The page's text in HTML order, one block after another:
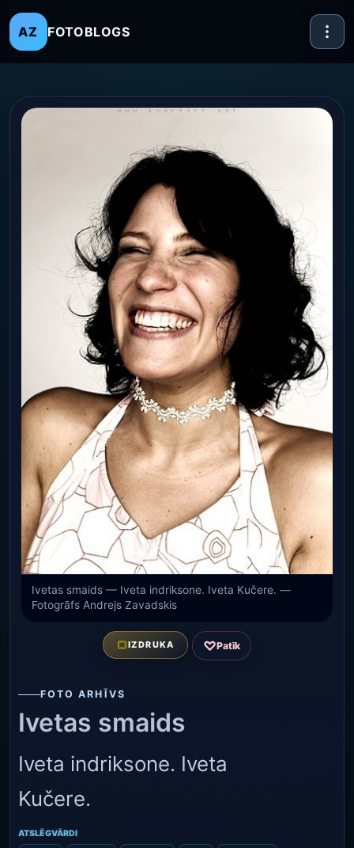
AZ FOTOBLOGS
Ivetas smaids — Iveta indriksone. Iveta Kučere. —
Fotogrāfs Andrejs Zavadskis
IZDRUKA ♡Patīk
FOTO ARHĪVS
Ivetas smaids
Iveta indriksone. Iveta
Kučere.
ATSLĒGVĀRDI